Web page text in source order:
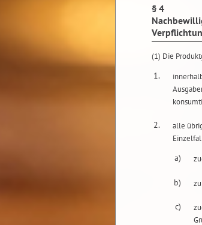
§ 4
(1) Die
1.
2.
alle
a)
b)
c)